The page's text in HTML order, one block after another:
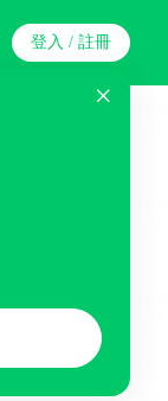
登入 / 註冊